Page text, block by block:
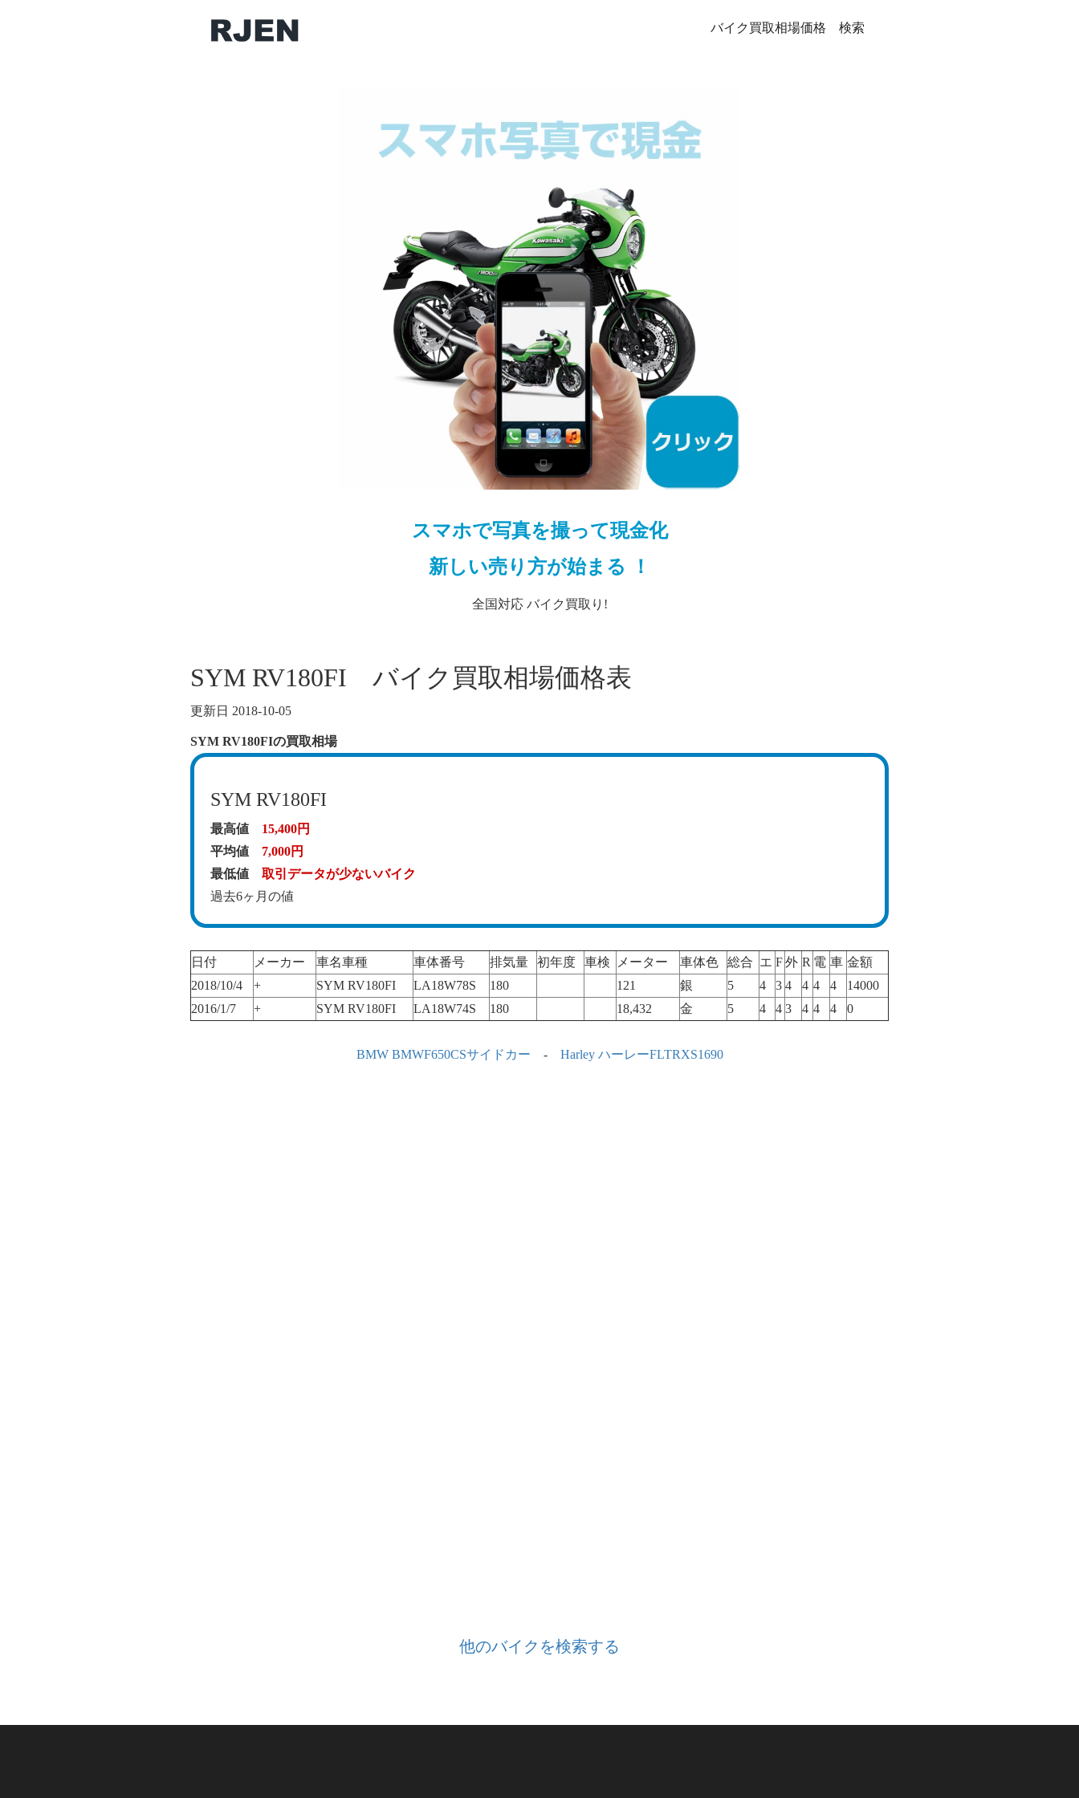
バイク買取相場価格 検索
スマホで写真を撮って現金化
新しい売り方が始まる ！
全国対応 バイク買取り!
SYM RV180FI バイク買取相場価格表
更新日 2018-10-05
SYM RV180FIの買取相場
SYM RV180FI
最高値 15,400円
平均値 7,000円
最低値 取引データが少ないバイク
過去6ヶ月の値
日付 メーカー 車名車種 車体番号 排気量 初年度 車検 メーター 車体色 総合 エ F外 R 電 車 金額
2018/10/4
+ SYM RV180FI LA18W78S 180 121 銀 5 4 3 4 4 4 4
14000
2016/1/7
+ SYM RV180FI LA18W74S 180 18,432 金 5 4 4 3 4 4 4 0
BMW BMWF650CSサイドカー - Harley ハーレーFLTRXS1690
他のバイクを検索する